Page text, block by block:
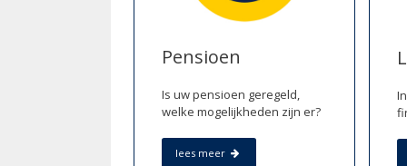
Pensioen
Is uw pensioen geregeld,
welke mogelijkheden zijn er?
lees meer
In